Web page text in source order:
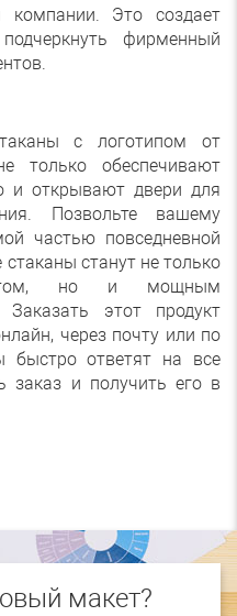
компании. Это создает
фирменный
с логотипом от
только обеспечивают
и открывают двери для
Позвольте вашему
частью повседневной
станут не только
но и мощным
Заказать этот продукт
через почту или по
быстро ответят на все
заказ и получить его в
макет?